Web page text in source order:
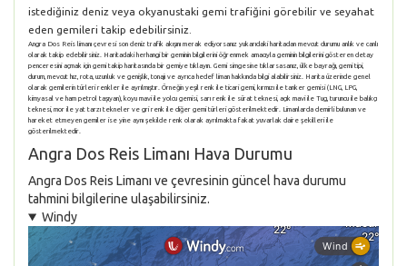
istediğiniz deniz veya okyanustaki gemi trafiğini görebilir ve seyahat
eden gemileri takip edebilirsiniz.
Angra Dos Reis limanı çevresi son deniz trafik akışını merak ediyorsanız yukarıdaki haritadan mevcut durumu anlık ve canlı
olarak takip edebilirsiniz. Haritadaki herhangi bir geminin bilgilerini öğrenmek amacıyla geminin bilgilerini gösteren detay
penceresini açmak için gemi takip haritasında bir gemiye tıklayın. Gemi simgesine tıklarsasanız, ülke bayrağı, gemi tipi,
durum, mevcut hız, rota, uzunluk ve genişlik, tonajı ve ayrıca hedef liman hakkında bilgi alabilirsiniz. Harita üzerinde genel
olarak gemilerin türleri renkler ile ayrılmıştır. Örneğin yeşil renk ile ticari gemi, kırmızı ile tanker gemisi (LNG, LPG,
kimyasal ve ham petrol taşıyan), koyu mavi ile yolcu gemisi, sarı renk ile sürat teknesi, açık mavi ile Tug, turuncu ile balıkçı
teknesi, mor ile yat tarzı tekneler ve gri renk ile diğer gemi türleri gösterilmektedir. Limanlarda demirli bulunan ve
hareket etmeyen gemiler ise yine aynı şekilde renk olarak ayrılmakta fakat yuvarlak daire şekilleri ile
gösterilmektedir.
Angra Dos Reis Limanı Hava Durumu
Angra Dos Reis Limanı ve çevresinin güncel hava durumu
tahmini bilgilerine ulaşabilirsiniz.
Windy